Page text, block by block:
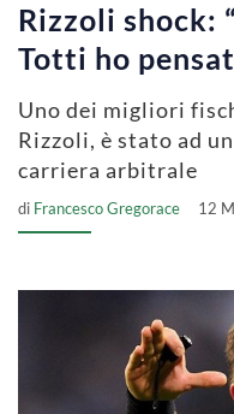
Rizzoli shock:
Totti ho
Uno dei migliori
Rizzoli, è stato ad
carriera arbitrale
di Francesco Gregorace 12